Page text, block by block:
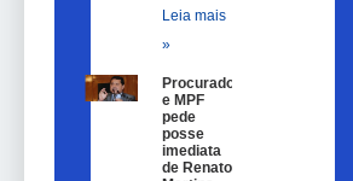
Leia mais
»
Procurador
e MPF
pede
posse
imediata
de Renato